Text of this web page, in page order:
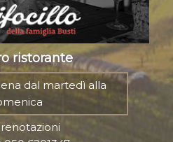
ristorante
dal martedì alla